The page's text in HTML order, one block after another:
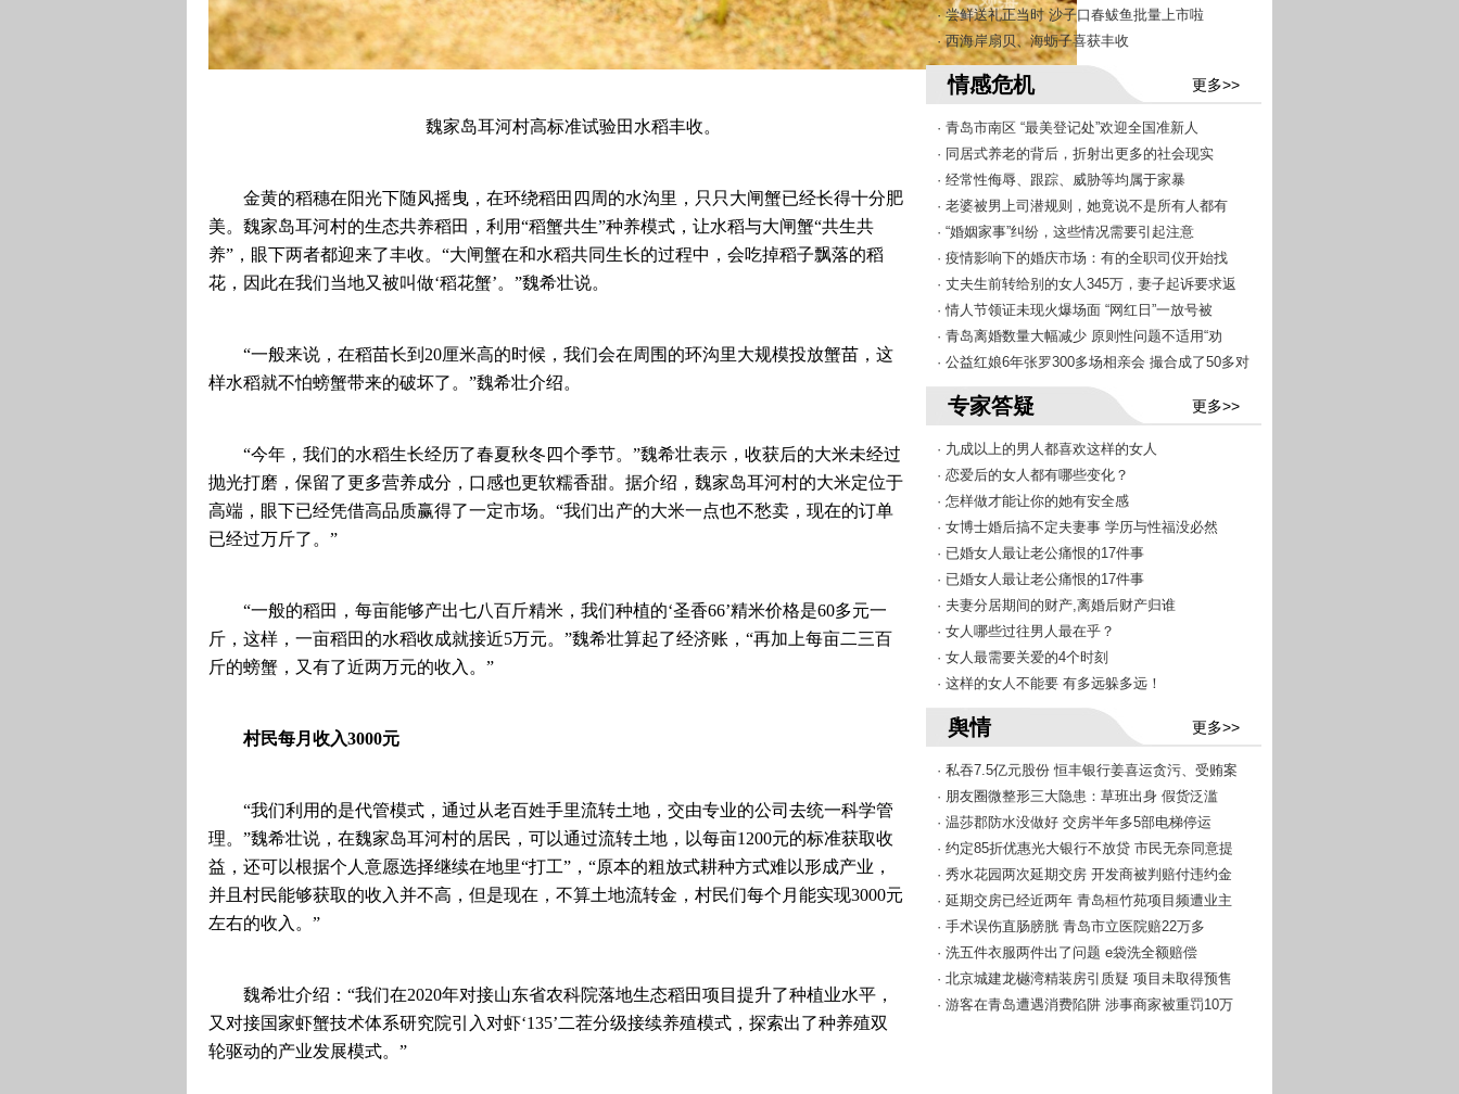
魏家岛耳河村高标准试验田水稻丰收。
金黄的稻穗在阳光下随风摇曳，在环绕稻田四周的水沟里，只只大闸蟹已经长得十分肥
美。魏家岛耳河村的生态共养稻田，利用“稻蟹共生”种养模式，让水稻与大闸蟹“共生共
养”，眼下两者都迎来了丰收。“大闸蟹在和水稻共同生长的过程中，会吃掉稻子飘落的稻
花，因此在我们当地又被叫做‘稻花蟹’。”魏希壮说。
“一般来说，在稻苗长到20厘米高的时候，我们会在周围的环沟里大规模投放蟹苗，这
样水稻就不怕螃蟹带来的破坏了。”魏希壮介绍。
“今年，我们的水稻生长经历了春夏秋冬四个季节。”魏希壮表示，收获后的大米未经过
抛光打磨，保留了更多营养成分，口感也更软糯香甜。据介绍，魏家岛耳河村的大米定位于
高端，眼下已经凭借高品质赢得了一定市场。“我们出产的大米一点也不愁卖，现在的订单
已经过万斤了。”
“一般的稻田，每亩能够产出七八百斤精米，我们种植的‘圣香66’精米价格是60多元一
斤，这样，一亩稻田的水稻收成就接近5万元。”魏希壮算起了经济账，“再加上每亩二三百
斤的螃蟹，又有了近两万元的收入。”
村民每月收入3000元
“我们利用的是代管模式，通过从老百姓手里流转土地，交由专业的公司去统一科学管
理。”魏希壮说，在魏家岛耳河村的居民，可以通过流转土地，以每亩1200元的标准获取收
益，还可以根据个人意愿选择继续在地里“打工”，“原本的粗放式耕种方式难以形成产业，
并且村民能够获取的收入并不高，但是现在，不算土地流转金，村民们每个月能实现3000元
左右的收入。”
魏希壮介绍：“我们在2020年对接山东省农科院落地生态稻田项目提升了种植业水平，
又对接国家虾蟹技术体系研究院引入对虾‘135’二茬分级接续养殖模式，探索出了种养殖双
轮驱动的产业发展模式。”
· 尝鲜送礼正当时 沙子口春鲅鱼批量上市啦
· 西海岸扇贝、海蛎子喜获丰收
情感危机 更多>>
· 青岛市南区 “最美登记处”欢迎全国准新人
· 同居式养老的背后，折射出更多的社会现实
· 经常性侮辱、跟踪、威胁等均属于家暴
· 老婆被男上司潜规则，她竟说不是所有人都有
· “婚姻家事”纠纷，这些情况需要引起注意
· 疫情影响下的婚庆市场：有的全职司仪开始找
· 丈夫生前转给别的女人345万，妻子起诉要求返
· 情人节领证未现火爆场面 “网红日”一放号被
· 青岛离婚数量大幅减少 原则性问题不适用“劝
· 公益红娘6年张罗300多场相亲会 撮合成了50多对
专家答疑 更多>>
· 九成以上的男人都喜欢这样的女人
· 恋爱后的女人都有哪些变化？
· 怎样做才能让你的她有安全感
· 女博士婚后搞不定夫妻事 学历与性福没必然
· 已婚女人最让老公痛恨的17件事
· 已婚女人最让老公痛恨的17件事
· 夫妻分居期间的财产,离婚后财产归谁
· 女人哪些过往男人最在乎？
· 女人最需要关爱的4个时刻
· 这样的女人不能要 有多远躲多远！
舆情 更多>>
· 私吞7.5亿元股份 恒丰银行姜喜运贪污、受贿案
· 朋友圈微整形三大隐患：草班出身 假货泛滥
· 温莎郡防水没做好 交房半年多5部电梯停运
· 约定85折优惠光大银行不放贷 市民无奈同意提
· 秀水花园两次延期交房 开发商被判赔付违约金
· 延期交房已经近两年 青岛桓竹苑项目频遭业主
· 手术误伤直肠膀胱 青岛市立医院赔22万多
· 洗五件衣服两件出了问题 e袋洗全额赔偿
· 北京城建龙樾湾精装房引质疑 项目未取得预售
· 游客在青岛遭遇消费陷阱 涉事商家被重罚10万